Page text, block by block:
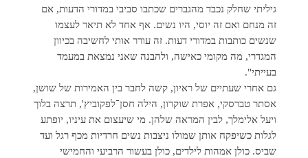
גיליתי שחלק נכבד מהגברים שכתבו סביבי במדורי הדעות, אם
זה מנחם ואם זה יוסי, היו נשים. אף אחד לא תיאר לעצמו
שנשים כותבות במדורי דעות. זה עורר אותי לחשיבה בכיוון
המגדרי, מה מקומי כאישה, ולהבנה שאני נמצאת במעמד
בעייתי".
גם אחרי שעתיים של ראיון, קשה לחבר בין האמירות של שושן,
אסתר טברסקי, אפרת שוקרון, הילה חסן־לפקוביץ', תרצה בלוך
ויעל אלימלך, לבין המראה שלהן. מי שיעצום את עיניו, יופתע
לגלות כשיפקח אותן שמולו ניצבות נשים חרדיות מכף רגל ועד
שביס. כולן אמהות לילדים, כולן בעשור הרביעי והחמישי